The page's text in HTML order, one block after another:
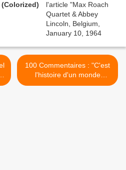
100 Commentaires : "C'est
l'histoire d'un monde
obsédé par le materiel" >